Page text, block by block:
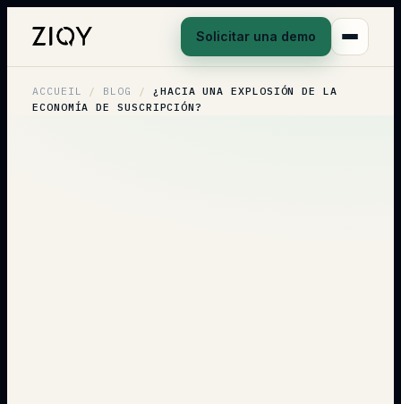
Solicitar una demo
ACCUEIL / BLOG /
¿HACIA UNA EXPLOSIÓN DE LA
ECONOMÍA DE SUSCRIPCIÓN?